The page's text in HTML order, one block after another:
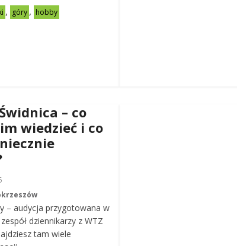
, góry , hobby
– co
wiedzieć i co
– audycja przygotowana w
dziennikarzy z WTZ
tam wiele